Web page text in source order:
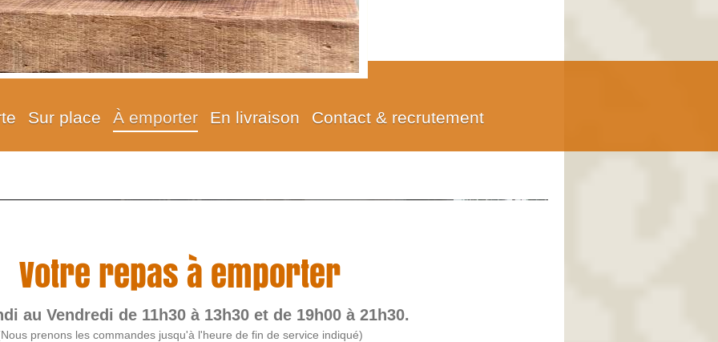
Sur place À emporter En livraison Contact & recrutement
Votre repas à emporter
au Vendredi de 11h30 à 13h30 et de 19h00 à 21h30.
prenons les commandes jusqu'à l'heure de fin de service indiqué)